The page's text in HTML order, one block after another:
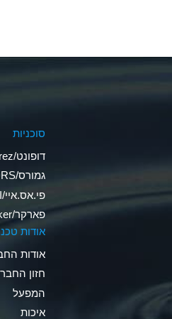
סוכניות
דופונט/Kalrez™
גמורס/GMORS
פי.אס.איי/PSI
פארקר/Parker
אודות
אודות
חזון
המפעל
איכות